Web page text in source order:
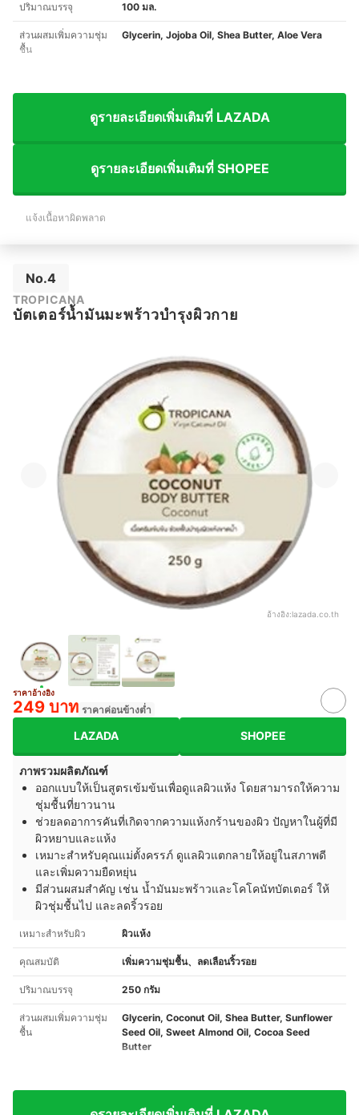
ปริมาณบรรจุ 100 มล.
ส่วนผสมเพิ่มความชุ่ม
ชื้น
Glycerin, Jojoba Oil, Shea Butter, Aloe Vera
ดูรายละเอียดเพิ่มเติมที่ LAZADA
ดูรายละเอียดเพิ่มเติมที่ SHOPEE
แจ้งเนื้อหาผิดพลาด
No.4
TROPICANA
บัตเตอร์น้ำมันมะพร้าวบำรุงผิวกาย
อ้างอิง:lazada.co.th
ราคาอ้างอิง
249 บาท ราคาค่อนข้างต่ำ
LAZADA SHOPEE
ภาพรวมผลิตภัณฑ์
ออกแบบให้เป็นสูตรเข้มข้นเพื่อดูแลผิวแห้ง โดยสามารถให้ความ
ชุ่มชื้นที่ยาวนาน
ช่วยลดอาการคันที่เกิดจากความแห้งกร้านของผิว ปัญหาในผู้ที่มี
ผิวหยาบและแห้ง
เหมาะสำหรับคุณแม่ตั้งครรภ์ ดูแลผิวแตกลายให้อยู่ในสภาพดี
และเพิ่มความยืดหยุ่น
มีส่วนผสมสำคัญ เช่น น้ำมันมะพร้าวและโคโคนัทบัตเตอร์ ให้
ผิวชุ่มชื้นไป และลดริ้วรอย
เหมาะสำหรับผิว ผิวแห้ง
คุณสมบัติ เพิ่มความชุ่มชื้น、ลดเลือนริ้วรอย
ปริมาณบรรจุ 250 กรัม
ส่วนผสมเพิ่มความชุ่ม
ชื้น
Glycerin, Coconut Oil, Shea Butter, Sunflower
Seed Oil, Sweet Almond Oil, Cocoa Seed
Butter